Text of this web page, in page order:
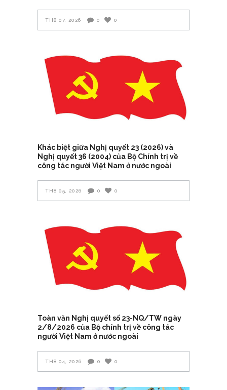
TH8 07, 2026 0 0
Khác biệt giữa Nghị quyết 23 (2026) và
Nghị quyết 36 (2004) của Bộ Chính trị về
công tác người Việt Nam ở nước ngoài
TH8 05, 2026 0 0
Toàn văn Nghị quyết số 23-NQ/TW ngày
2/8/2026 của Bộ chính trị về công tác
người Việt Nam ở nước ngoài
TH8 04, 2026 0 0